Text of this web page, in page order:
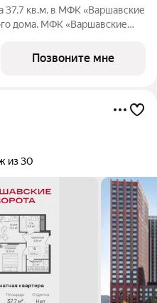
37.7 кв.м. в МФК «Варшавские
дома. МФК «Варшавские
и устойчивым
Позвоните мне
из 30